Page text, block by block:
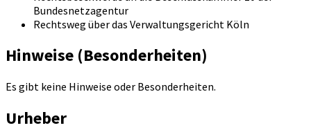
Bundesnetzagentur
Rechtsweg über das Verwaltungsgericht Köln
Hinweise (Besonderheiten)
Es gibt keine Hinweise oder Besonderheiten.
Urheber